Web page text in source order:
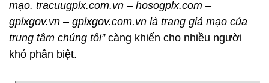
mạo. tracuugplx.com.vn – hosogplx.com –
gplxgov.vn – gplxgov.com.vn là trang giả mạo của
trung tâm chúng tôi”càng khiến cho nhiều người
khó phân biệt.